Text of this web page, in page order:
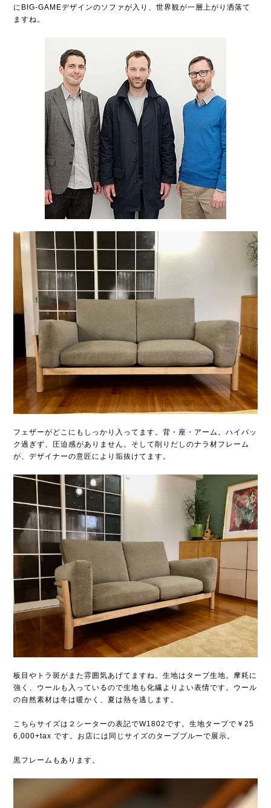
にBIG-GAMEデザインのソファが入り、世界観が一層上がり洒落て
ますね。
フェザーがどこにもしっかり入ってます。背・座・アーム。ハイバッ
ク過ぎず、圧迫感がありません。そして削りだしのナラ材フレーム
が、デザイナーの意匠により垢抜けてます。
板目やトラ斑がまた雰囲気あげてますね。生地はタープ生地。摩耗に
強く、ウールも入っているので生地も化繊よりよい表情です。ウール
の自然素材は冬は暖かく、夏は熱を逃します。
こちらサイズは２シーターの表記でW1802です。生地タープで￥25
6,000+tax です。お店には同じサイズのタープブルーで展示。
黒フレームもあります。